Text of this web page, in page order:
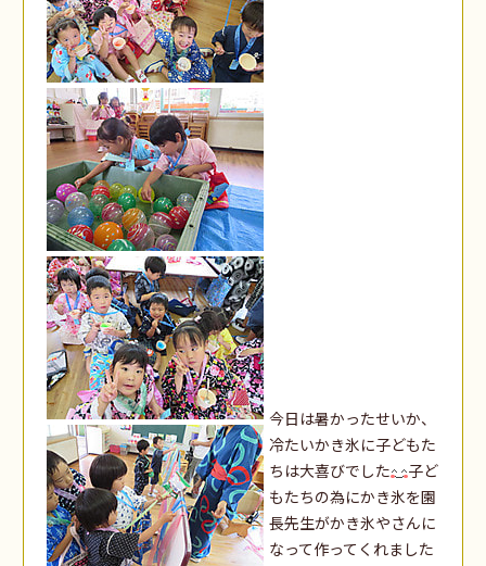
今日は暑かったせいか、
冷たいかき氷に子どもた
ちは大喜びでした
子ど
もたちの為にかき氷を園
長先生がかき氷やさんに
なって作ってくれました